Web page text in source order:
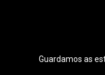
Guardamos as